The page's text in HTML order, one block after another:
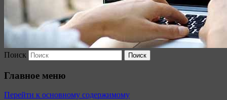
Поиск
Главное меню
Перейти к основному содержимому